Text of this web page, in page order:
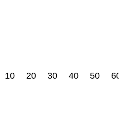
10 20 30 40 50 60